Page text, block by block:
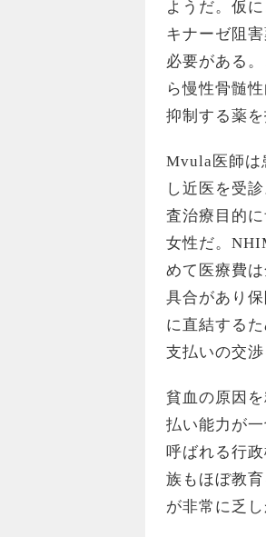
ようだ。仮
キナーゼ阻
必要がある
ら慢性骨髄
抑制する薬を
Mvula医師は
し近医を受
査治療目的
女性だ。
めて医療費
具合があり
に直結する
支払いの交
貧血の原因
払い能力が
呼ばれる行
族もほぼ教
が非常に乏し